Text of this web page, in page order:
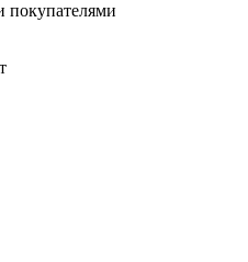
покупателями